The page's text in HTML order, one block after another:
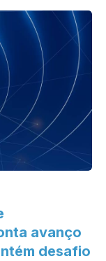
avanço
desafio